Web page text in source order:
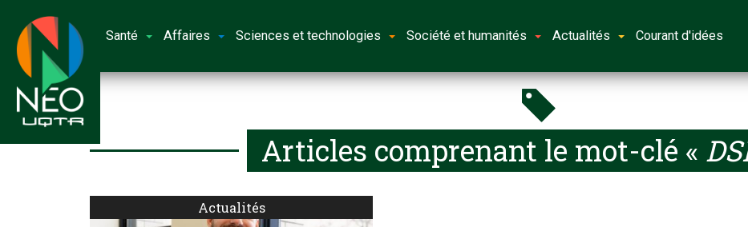
Santé Affaires Sciences et technologies Société et humanités Actualités Courant d'idées
Articles comprenant le mot-clé «
Actualités